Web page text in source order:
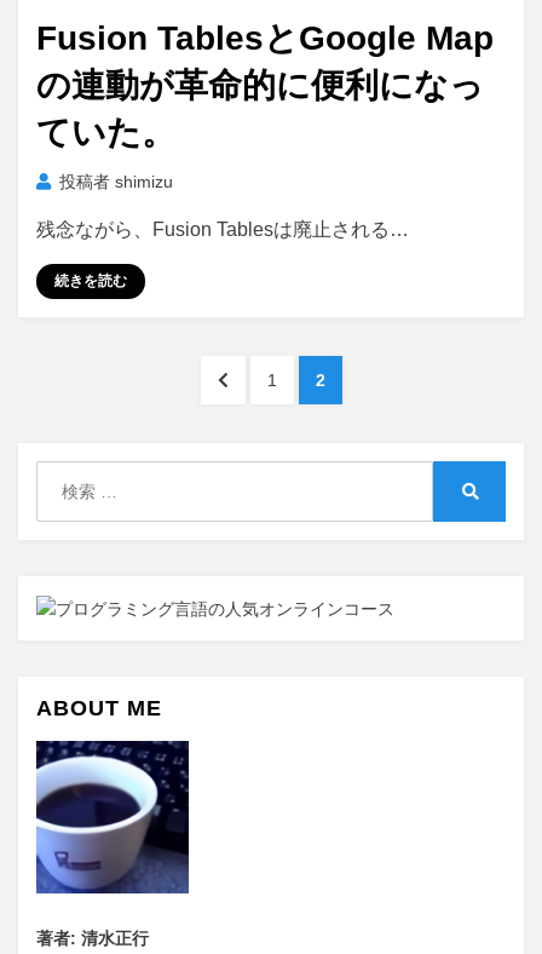
日:
Fusion TablesとGoogle Map
の連動が革命的に便利になっ
ていた。
投稿者 shimizu
残念ながら、Fusion Tablesは廃止される…
続きを読む
の
ー
送
前
ー
ペ1
ペ
ー
2
ABOUT ME
著者: 清水正行